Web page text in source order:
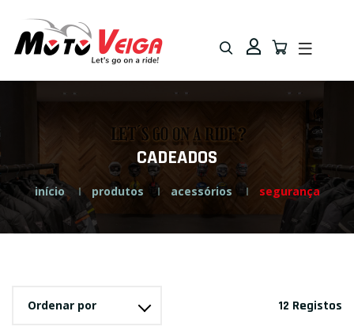
para
navegação
para
conteúdo
CADEADOS
início produtos acessórios segurança
Ordenar por 12 Registos